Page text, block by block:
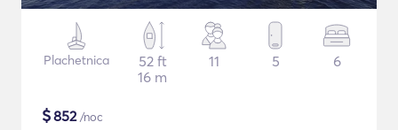
Plachetnica
52 ft
16 m
11 5 6
$852/noc